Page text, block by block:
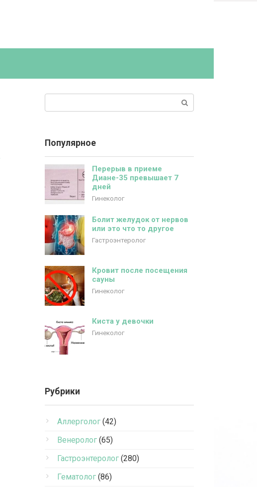
Популярное
Перерыв в приеме
Диане-35 превышает 7
дней
Гинеколог
Болит желудок от нервов
или это что то другое
Гастроэнтеролог
Кровит после посещения
сауны
Гинеколог
Киста у девочки
Гинеколог
Рубрики
Аллерголог (42)
Венеролог (65)
Гастроэнтеролог (280)
Гематолог (86)